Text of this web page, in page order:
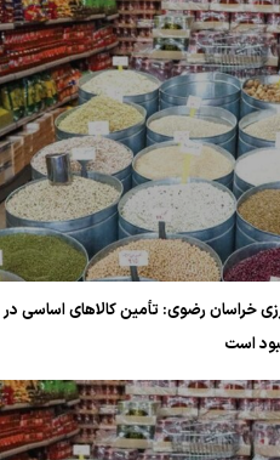
خراسان رضوی: تأمین کالا‌های اساسی در
است